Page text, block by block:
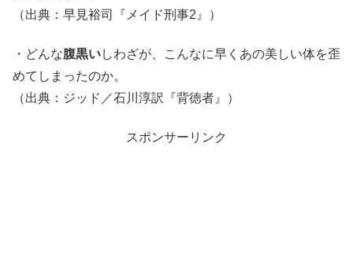
（出典：早見裕司『メイド刑事2』）
・どんな腹黒いしわざが、こんなに早くあの美しい体を歪
めてしまったのか。
（出典：ジッド／石川淳訳『背徳者』）
スポンサーリンク